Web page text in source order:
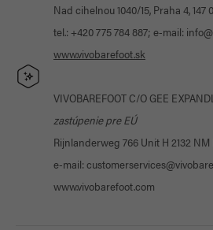
Nad cihelnou 1040/15, Praha 4,
tel.: +420 775 784 887; e-mail:
www.vivobarefoot.sk
VIVOBAREFOOT C/O GEE
zastúpenie pre EÚ
Rijnlanderweg 766 Unit H 2132
e-mail:
www.vivobarefoot.com